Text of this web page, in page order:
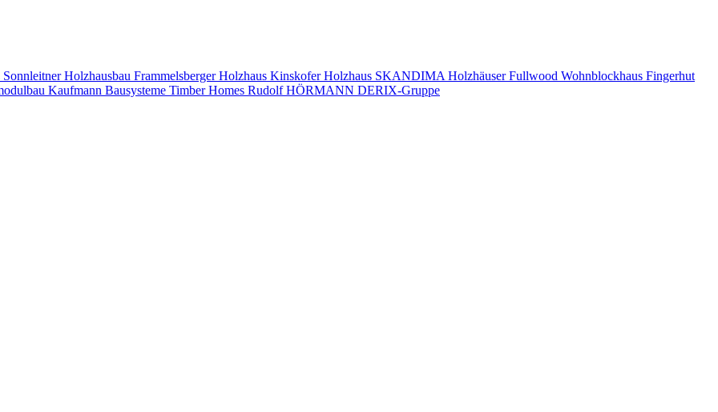
Sonnleitner Holzhausbau Frammelsberger Holzhaus Kinskofer Holzhaus SKANDIMA HolzhäuserFullwood Wohnblockhaus Fingerhut
Kaufmann Bausysteme Timber Homes Rudolf HÖRMANN DERIX-Gruppe